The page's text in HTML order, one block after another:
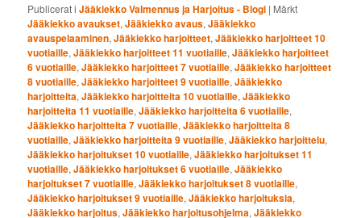
Publicerat i Jääkiekko Valmennus ja Harjoitus - Blogi | Märkt
Jääkiekko avaukset,Jääkiekko avaus,Jääkiekko
avauspelaaminen,Jääkiekko harjoitteet,Jääkiekko harjoitteet 10
vuotiaille,Jääkiekko harjoitteet 11 vuotiaille,Jääkiekko harjoitteet
6 vuotiaille,Jääkiekko harjoitteet 7 vuotiaille,Jääkiekko harjoitteet
8 vuotiaille,Jääkiekko harjoitteet 9 vuotiaille,Jääkiekko
harjoitteita,Jääkiekko harjoitteita 10 vuotiaille,Jääkiekko
harjoitteita 11 vuotiaille,Jääkiekko harjoitteita 6 vuotiaille,
Jääkiekko harjoitteita 7 vuotiaille,Jääkiekko harjoitteita 8
vuotiaille,Jääkiekko harjoitteita 9 vuotiaille,Jääkiekko harjoittelu,
Jääkiekko harjoitukset 10 vuotiaille,Jääkiekko harjoitukset 11
vuotiaille,Jääkiekko harjoitukset 6 vuotiaille,Jääkiekko
harjoitukset 7 vuotiaille,Jääkiekko harjoitukset 8 vuotiaille,
Jääkiekko harjoitukset 9 vuotiaille,Jääkiekko harjoituksia,
Jääkiekko harjoitus,Jääkiekko harjoitusohjelma,Jääkiekko